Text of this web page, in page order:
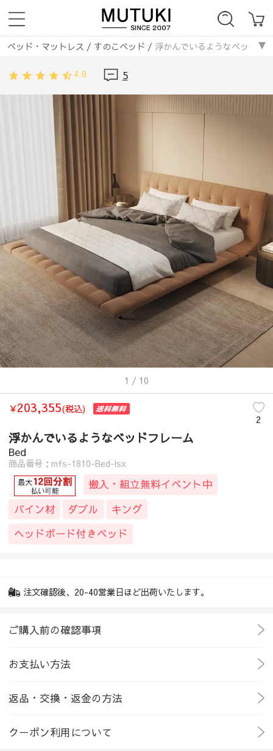
ベッド・マットレス / すのこベッド / 浮かんでいるようなベッドフ
4.8 5
1 / 10
￥203,355(税込)
2
浮かんでいるようなベッドフレーム
Bed
商品番号：mfs-1810-Bed-lsx
搬入・組立無料イベント中
パイン材
ダブル
キング
ヘッドボード付きベッド
注文確認後、20-40営業日ほど出荷いたします。
ご購入前の確認事項
お支払い方法
返品・交換・返金の方法
クーポン利用について